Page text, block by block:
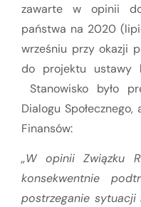
zawarte w opinii
państwa na 2020
wrześniu przy okazji
do projektu ustawy
Stanowisko było
Dialogu
Finansów:
„W opinii Związku
konsekwentnie
postrzeganie